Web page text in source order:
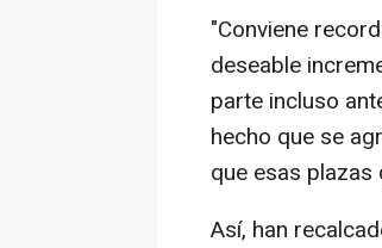
"Conviene
deseable
parte incluso
hecho que se
que esas plazas
Así, han